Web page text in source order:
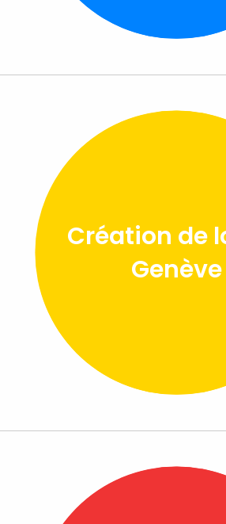
Création de
Genève